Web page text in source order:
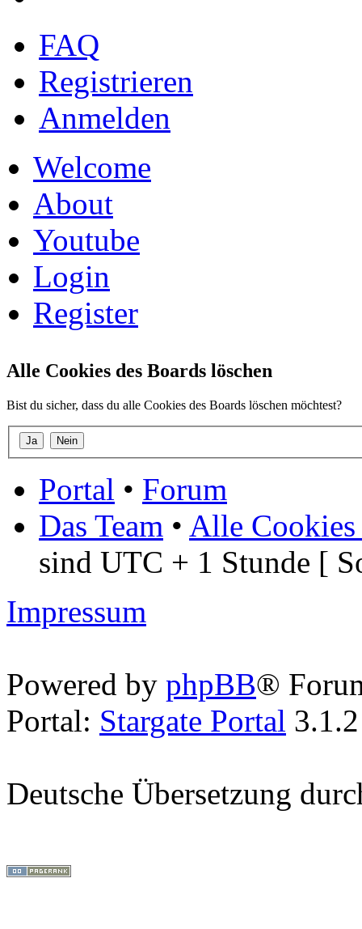
FAQ
Registrieren
Anmelden
Welcome
About
Youtube
Login
Register
Alle Cookies des Boards löschen
Bist du sicher, dass du alle Cookies des Boards löschen möchtest?
Portal • Forum
Das Team • Alle Cookies
sind UTC + 1 Stunde [
Impressum
Powered by phpBB®
Portal: Stargate Portal
Deutsche Übersetzung